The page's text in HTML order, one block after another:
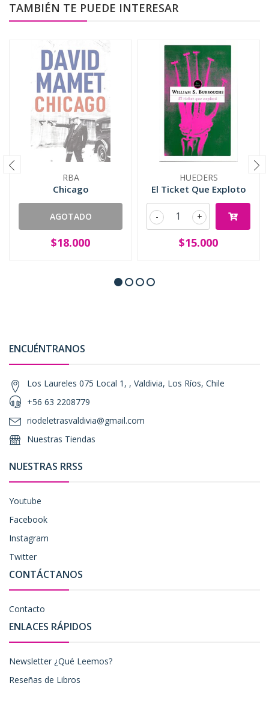
TAMBIÉN TE PUEDE INTERESAR
RBA
Chicago
AGOTADO
$18.000
HUEDERS
El Ticket Que Exploto
+
-
$15.000
ENCUÉNTRANOS
Los Laureles 075 Local 1, , Valdivia, Los Ríos, Chile
+56 63 2208779
riodeletrasvaldivia@gmail.com
Nuestras Tiendas
NUESTRAS RRSS
Youtube
Facebook
Instagram
Twitter
CONTÁCTANOS
Contacto
ENLACES RÁPIDOS
Newsletter ¿Qué Leemos?
Reseñas de Libros